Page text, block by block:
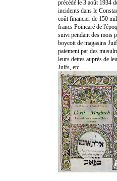
précédé le 3 août 1934
incidents dans le
coût financier de 150
francs Poincaré de
suivi pendant des mois
boycott de magasins
paiement par des
leurs dettes auprès de
Juifs, etc.